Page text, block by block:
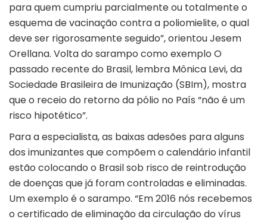
para quem cumpriu parcialmente ou totalmente o
esquema de vacinação contra a poliomielite, o qual
deve ser rigorosamente seguido”, orientou Jesem
Orellana. Volta do sarampo como exemplo O
passado recente do Brasil, lembra Mônica Levi, da
Sociedade Brasileira de Imunização (SBIm), mostra
que o receio do retorno da pólio no País “não é um
risco hipotético”.
Para a especialista, as baixas adesões para alguns
dos imunizantes que compõem o calendário infantil
estão colocando o Brasil sob risco de reintrodução
de doenças que já foram controladas e eliminadas.
Um exemplo é o sarampo. “Em 2016 nós recebemos
o certificado de eliminação da circulação do vírus